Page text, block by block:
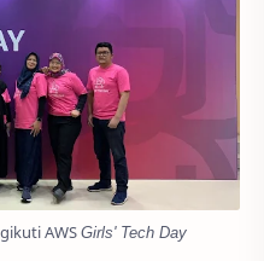
AWSGirls' Tech Day